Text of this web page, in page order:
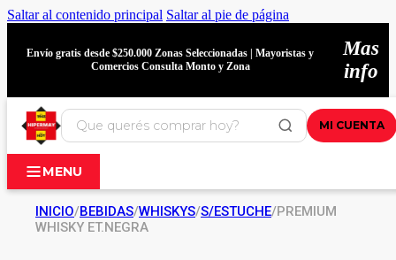
Saltar al contenido principal Saltar al pie de página
Envío gratis desde $250.000 Zonas Seleccionadas | Mayoristas y
Comercios Consulta Monto y Zona
Mas
info
MI CUENTA
MENU
INICIO/BEBIDAS/WHISKYS/S/ESTUCHE/PREMIUM
WHISKY ET.NEGRA